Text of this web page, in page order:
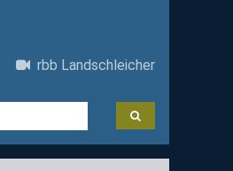
rbb Landschleicher